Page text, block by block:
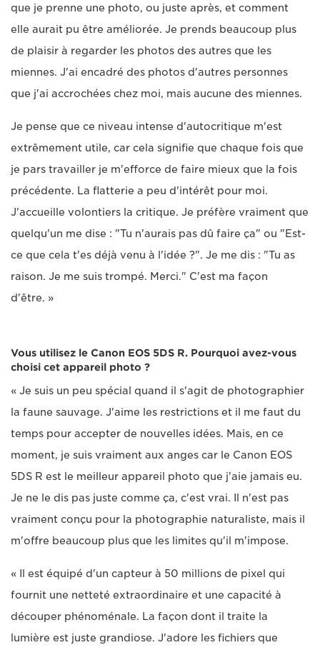
que je prenne une photo, ou juste après, et comment
elle aurait pu être améliorée. Je prends beaucoup plus
de plaisir à regarder les photos des autres que les
miennes. J'ai encadré des photos d'autres personnes
que j'ai accrochées chez moi, mais aucune des miennes.
Je pense que ce niveau intense d'autocritique m'est
extrêmement utile, car cela signifie que chaque fois que
je pars travailler je m'efforce de faire mieux que la fois
précédente. La flatterie a peu d'intérêt pour moi.
J'accueille volontiers la critique. Je préfère vraiment que
quelqu'un me dise : "Tu n'aurais pas dû faire ça" ou "Est-
ce que cela t'es déjà venu à l'idée ?". Je me dis : "Tu as
raison. Je me suis trompé. Merci." C'est ma façon
d'être. »
Vous utilisez le Canon EOS 5DS R. Pourquoi avez-vous
choisi cet appareil photo ?
« Je suis un peu spécial quand il s'agit de photographier
la faune sauvage. J'aime les restrictions et il me faut du
temps pour accepter de nouvelles idées. Mais, en ce
moment, je suis vraiment aux anges car le Canon EOS
5DS R est le meilleur appareil photo que j'aie jamais eu.
Je ne le dis pas juste comme ça, c'est vrai. Il n'est pas
vraiment conçu pour la photographie naturaliste, mais il
m'offre beaucoup plus que les limites qu'il m'impose.
« Il est équipé d'un capteur à 50 millions de pixel qui
fournit une netteté extraordinaire et une capacité à
découper phénoménale. La façon dont il traite la
lumière est juste grandiose. J'adore les fichiers que